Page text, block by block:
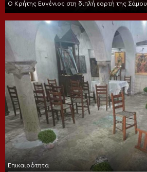
Ο Κρήτης Ευγένιος στη διπλή εορτή της Σάμου
Επικαιρότητα